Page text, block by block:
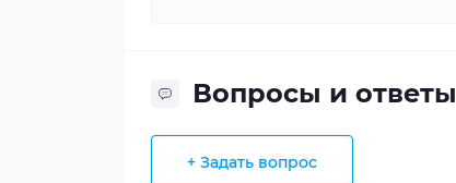
Вопросы и ответы
+ Задать вопрос